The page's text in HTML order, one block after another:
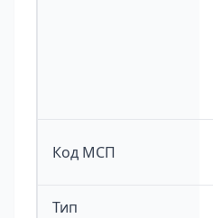
Код МСП
Тип